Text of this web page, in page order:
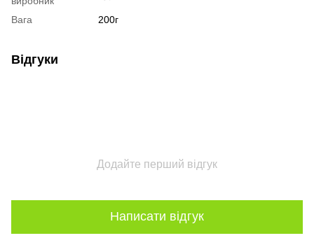
Вага 200г
Відгуки
Додайте перший відгук
Написати відгук